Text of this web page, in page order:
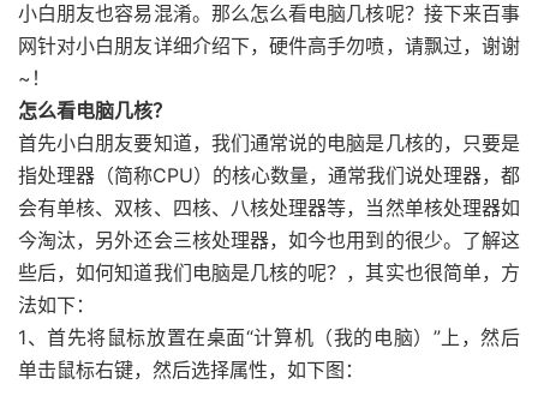
小白朋友也容易混淆。那么怎么看电脑几核呢？接下来百事
网针对小白朋友详细介绍下，硬件高手勿喷，请飘过，谢谢
~！
怎么看电脑几核？
首先小白朋友要知道，我们通常说的电脑是几核的，只要是
指处理器（简称CPU）的核心数量，通常我们说处理器，都
会有单核、双核、四核、八核处理器等，当然单核处理器如
今淘汰，另外还会三核处理器，如今也用到的很少。了解这
些后，如何知道我们电脑是几核的呢？，其实也很简单，方
法如下：
1、首先将鼠标放置在桌面“计算机（我的电脑）”上，然后
单击鼠标右键，然后选择属性，如下图：